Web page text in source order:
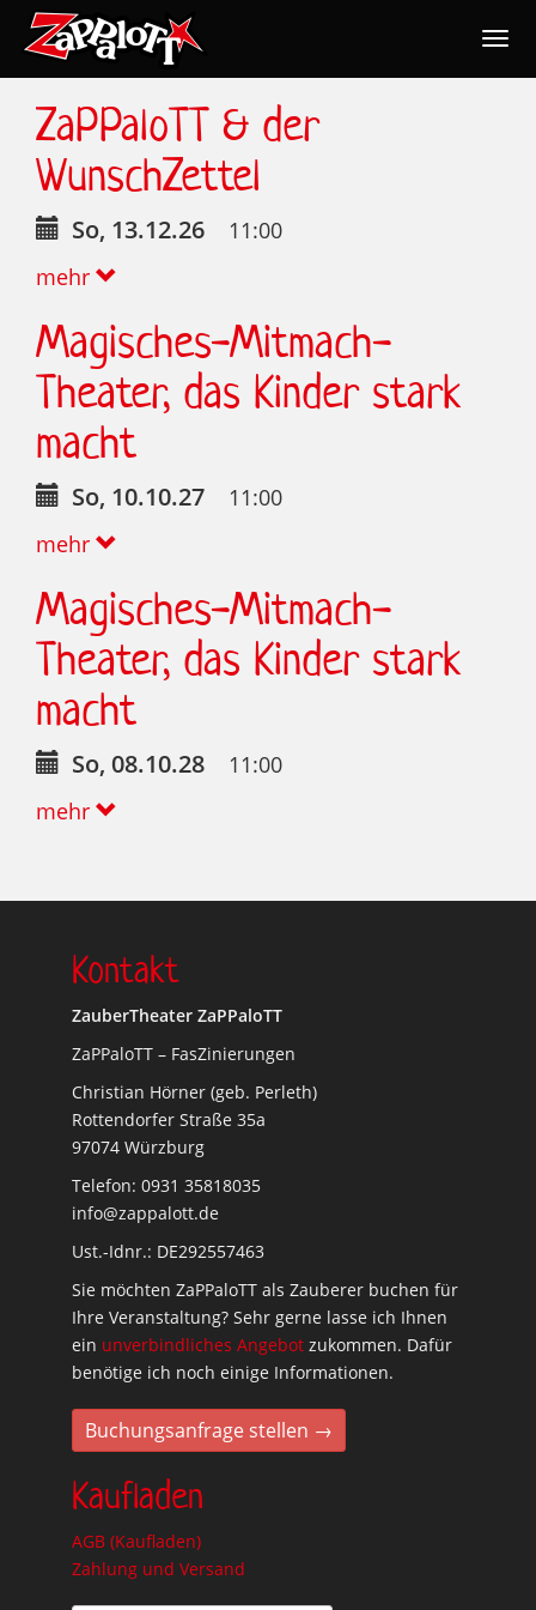
ZaPPaloTT & der
WunschZettel
So, 13.12.26
11:00
mehr
Magisches-Mitmach-
Theater, das Kinder stark
macht
So, 10.10.27
11:00
mehr
Magisches-Mitmach-
Theater, das Kinder stark
macht
So, 08.10.28
11:00
mehr
Kontakt
ZauberTheater ZaPPaloTT
ZaPPaloTT – FasZinierungen
Christian Hörner (geb. Perleth)
Rottendorfer Straße 35a
97074 Würzburg
Telefon: 0931 35818035
info@zappalott.de
Ust.-Idnr.: DE292557463
Sie möchten ZaPPaloTT als Zauberer buchen für
Ihre Veranstaltung? Sehr gerne lasse ich Ihnen
ein unverbindliches Angebot zukommen. Dafür
benötige ich noch einige Informationen.
Buchungsanfrage stellen →
Kaufladen
AGB (Kaufladen)
Zahlung und Versand